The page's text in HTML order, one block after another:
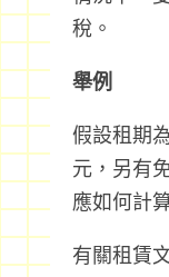
稅。
舉例
假設租期
元，另有
應如何計
有關租賃